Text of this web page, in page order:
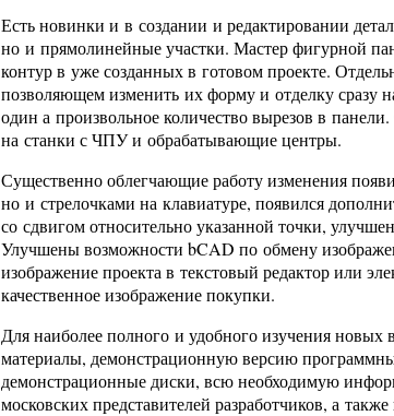
Есть новинки и в создании и редактировании
но и прямолинейные участки. Мастер фигурной
контур в уже созданных в готовом проекте.
позволяющем изменить их форму и отделку сразу
один а произвольное количество вырезов в
на станки с ЧПУ и обрабатывающие центры.
Существенно облегчающие работу изменения
но и стрелочками на клавиатуре, появился
со сдвигом относительно указанной точки,
Улучшены возможности bCAD по обмену
изображение проекта в текстовый редактор или
качественное изображение покупки.
Для наиболее полного и удобного изучения
материалы, демонстрационную версию
демонстрационные диски, всю необходимую
московских представителей разработчиков, а